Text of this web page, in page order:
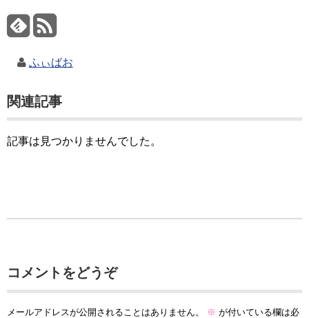
ふぃばお
関連記事
記事は見つかりませんでした。
コメントをどうぞ
メールアドレスが公開されることはありません。 ※ が付いている欄は必